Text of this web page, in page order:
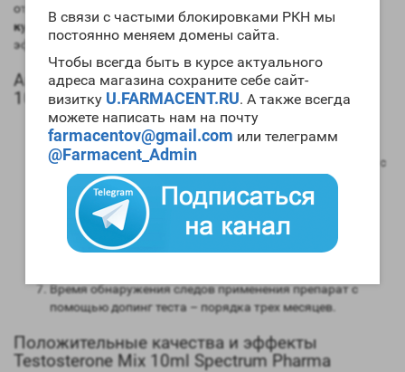
В связи с частыми блокировками РКН мы
постоянно меняем домены сайта.
Чтобы всегда быть в курсе актуального
адреса магазина сохраните себе сайт-
визитку U.FARMACENT.RU. А также всегда
можете написать нам на почту
farmacentov@gmail.com или телеграмм
@Farmacent_Admin
отдельных препаратов. В то же время многие атлеты хотят
купить Testosterone Mix 10ml Spectrum Pharma в силу его
эффективности и быстродействия.
Анаболический профиль Testosterone Mix
10ml Spectrum Pharma
Анаболическая активность – 100 процентов в
сравнении мужским гормоном;
Андрогенная активность – 100 процентов в сравнении с
мужским гормоном;
Способность конвертироваться в женские гормоны
(ароматизация) – высокая;
Степень нагрузки на печень – отсутствует;
Форма выпуска – инъекционная;
Время обнаружения следов применения препарат с
помощью допинг теста – порядка трех месяцев.
Положительные качества и эффекты
Testosterone Mix 10ml Spectrum Pharma